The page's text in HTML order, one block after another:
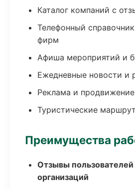
Каталог компаний с
Телефонный
фирм
Афиша мероприятий и
Ежедневные новости и
Реклама и
Туристические
Преимущества
Отзывы пользователей
организаций